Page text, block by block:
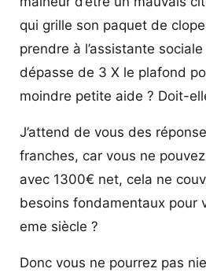
qui grille son paquet de
prendre à l’assistante
dépasse de 3 X le plafond
moindre petite aide ? Doit-
J’attend de vous des
franches, car vous ne
avec 1300€ net, cela ne
besoins fondamentaux pour
eme siècle ?
Donc vous ne pourrez pas